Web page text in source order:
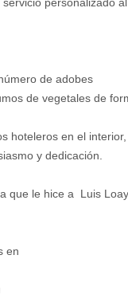
de adobes
de vegetales de
hoteleros en el
y dedicación.
que le hice a Luis
en